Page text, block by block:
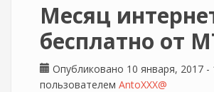
Месяц
бесплатно от
Опубликовано 10 января, 2017 -
пользователем AntoXXX@